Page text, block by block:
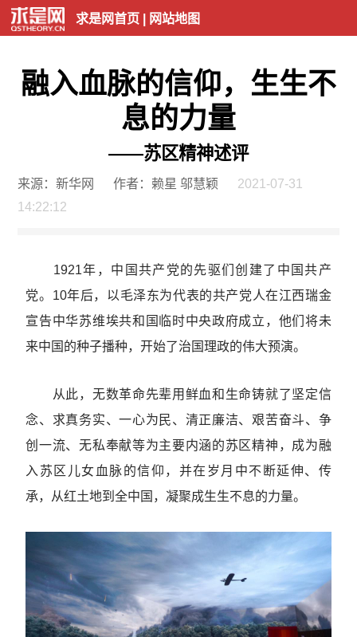
求是网首页| 网站地图
融入血脉的信仰，生生不
息的力量
——苏区精神述评
来源：新华网 作者：赖星 邬慧颖
2021-07-31
14:22:12
1921年，中国共产党的先驱们创建了中国共产
党。10年后，以毛泽东为代表的共产党人在江西瑞金
宣告中华苏维埃共和国临时中央政府成立，他们将未
来中国的种子播种，开始了治国理政的伟大预演。
从此，无数革命先辈用鲜血和生命铸就了坚定信
念、求真务实、一心为民、清正廉洁、艰苦奋斗、争
创一流、无私奉献等为主要内涵的苏区精神，成为融
入苏区儿女血脉的信仰，并在岁月中不断延伸、传
承，从红土地到全中国，凝聚成生生不息的力量。